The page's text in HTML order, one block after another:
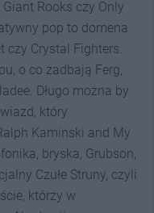
Rooks czy Only
pop to domena
czy Crystal Fighters.
o co zadbają Ferg,
Długo można by
który
Kaminski and My
bryska, Grubson,
Czułe Struny, czyli
którzy w